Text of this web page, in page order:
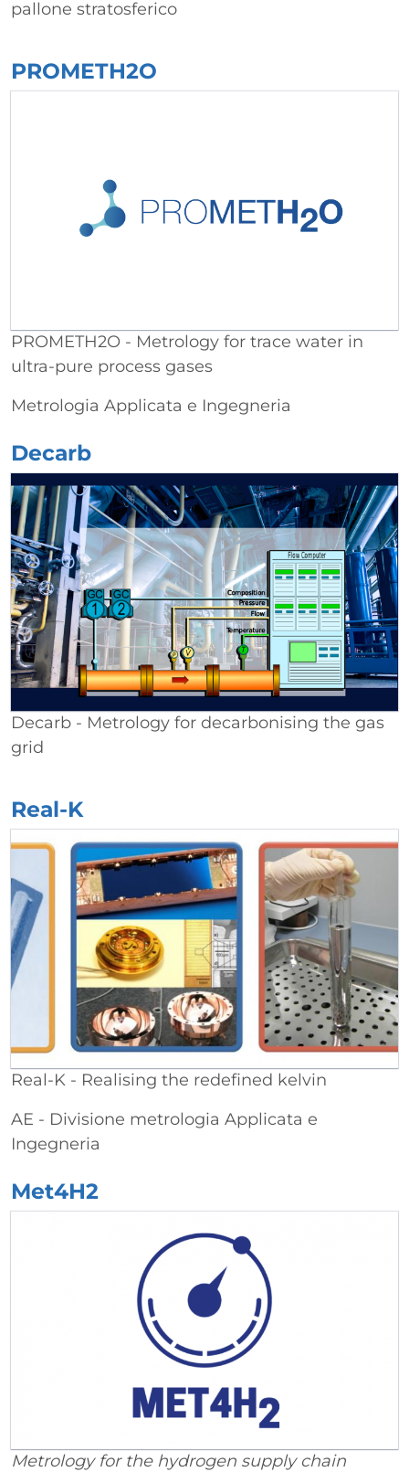
pallone stratosferico
PROMETH2O
PROMETH2O - Metrology for trace water in
ultra-pure process gases
Metrologia Applicata e Ingegneria
Decarb
Decarb - Metrology for decarbonising the gas
grid
Real-K
Real-K - Realising the redefined kelvin
AE - Divisione metrologia Applicata e
Ingegneria
Met4H2
Metrology for the hydrogen supply chain